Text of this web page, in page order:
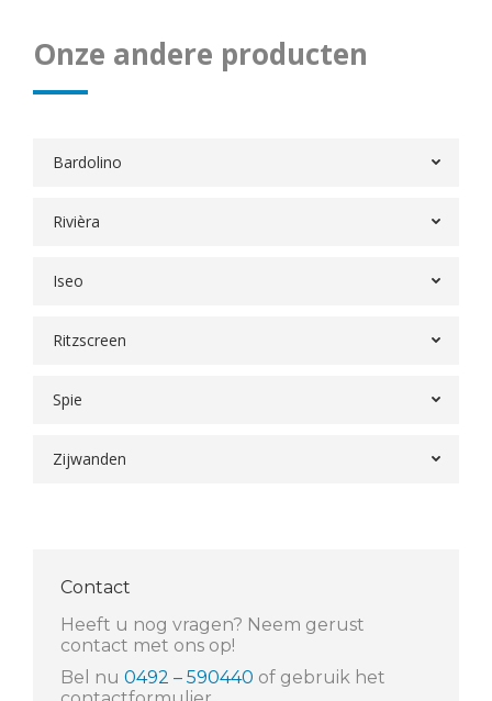
Onze andere producten
Bardolino
Rivièra
Iseo
Ritzscreen
Spie
Zijwanden
Contact
Heeft u nog vragen? Neem gerust
contact met ons op!
Bel nu 0492 – 590440 of gebruik het